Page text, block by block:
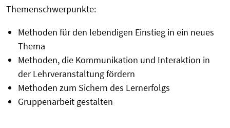
Themenschwerpunkte:
Methoden für den lebendigen Einstieg in ein neues
Thema
Methoden, die Kommunikation und Interaktion in
der Lehrveranstaltung fördern
Methoden zum Sichern des Lernerfolgs
Gruppenarbeit gestalten